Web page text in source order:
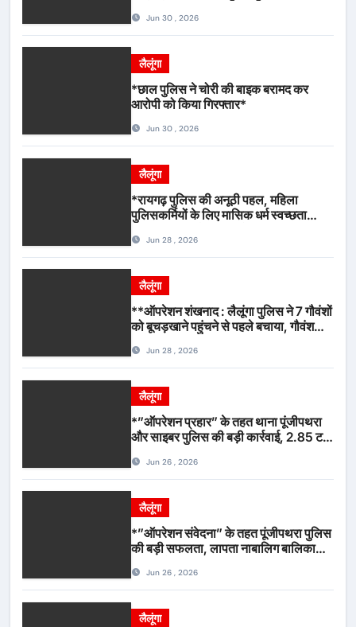
Jun 30 , 2026
लैलूंगा
*छाल पुलिस ने चोरी की बाइक बरामद कर
आरोपी को किया गिरफ्तार*
Jun 30 , 2026
लैलूंगा
*रायगढ़ पुलिस की अनूठी पहल, महिला
पुलिसकर्मियों के लिए मासिक धर्म स्वच्छता
Jun 28 , 2026
लैलूंगा
**ऑपरेशन शंखनाद : लैलूंगा पुलिस ने 7 गौवंशों
को बूचड़खाने पहुंचने से पहले बचाया, गौवंश
Jun 28 , 2026
लैलूंगा
*”ऑपरेशन प्रहार” के तहत थाना पूंजीपथरा
और साइबर पुलिस की बड़ी कार्रवाई, 2.85 टन
Jun 26 , 2026
लैलूंगा
*”ऑपरेशन संवेदना” के तहत पूंजीपथरा पुलिस
की बड़ी सफलता, लापता नाबालिग बालिका
गिरफ्तार*
Jun 26 , 2026
लैलूंगा